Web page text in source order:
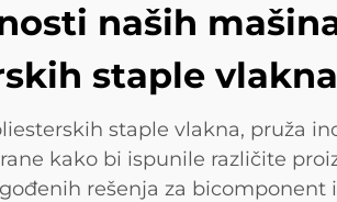
naših
staple vlakna
staple vlakna, pruža
kako bi ispunile različite
rešenja za bicomponent